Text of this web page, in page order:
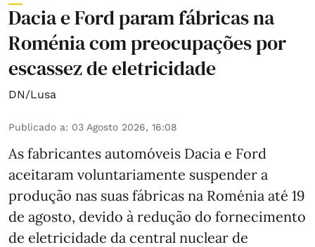
Dacia e Ford param fábricas na
Roménia com preocupações por
escassez de eletricidade
DN/Lusa
Publicado a: 03 Agosto 2026, 16:08
As fabricantes automóveis Dacia e Ford
aceitaram voluntariamente suspender a
produção nas suas fábricas na Roménia até 19
de agosto, devido à redução do fornecimento
de eletricidade da central nuclear de